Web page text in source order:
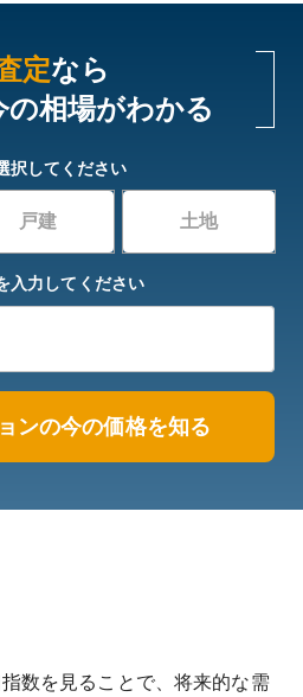
定なら
の相場がわかる
択してください
戸建 土地
入力してください
ンの今の価格を知る
数を見ることで、将来的な需